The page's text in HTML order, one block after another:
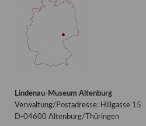
Lindenau-Museum Altenburg
Verwaltung/Postadresse: Hillgasse 15
D-04600 Altenburg/Thüringen